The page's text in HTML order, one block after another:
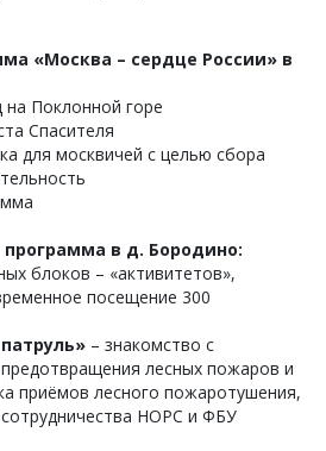
«Москва – сердце России» в
на Поклонной горе
Спасителя
для москвичей с целью сбора
программа в д. Бородино:
блоков – «активитетов»,
посещение 300
– знакомство с
лесных пожаров и
приёмов лесного пожаротушения,
сотрудничества НОРС и ФБУ